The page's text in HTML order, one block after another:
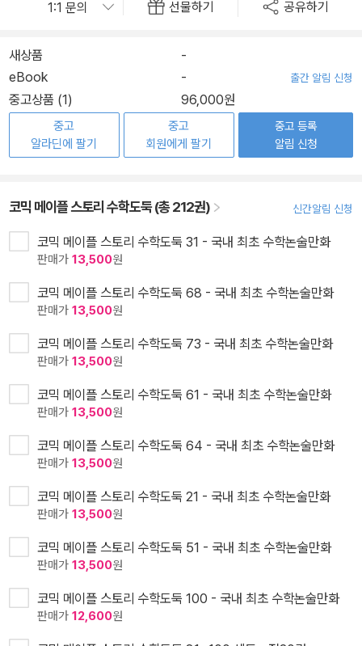
선물하기 공유하기
새상품
-
eBook
- 출간 알림 신청
중고상품 (1) 96,000원
중고
알라딘에 팔기
중고
회원에게 팔기
중고 등록
알림 신청
코믹 메이플 스토리 수학도둑 (총 212권) 신간알림 신청
코믹 메이플 스토리 수학도둑 31 - 국내 최초 수학논술만화
판매가 13,500원
코믹 메이플 스토리 수학도둑 68 - 국내 최초 수학논술만화
판매가 13,500원
코믹 메이플 스토리 수학도둑 73 - 국내 최초 수학논술만화
판매가 13,500원
코믹 메이플 스토리 수학도둑 61 - 국내 최초 수학논술만화
판매가 13,500원
코믹 메이플 스토리 수학도둑 64 - 국내 최초 수학논술만화
판매가 13,500원
코믹 메이플 스토리 수학도둑 21 - 국내 최초 수학논술만화
판매가 13,500원
코믹 메이플 스토리 수학도둑 51 - 국내 최초 수학논술만화
판매가 13,500원
코믹 메이플 스토리 수학도둑 100 - 국내 최초 수학논술만화
판매가 12,600원